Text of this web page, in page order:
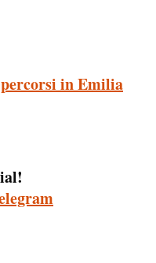
in Emilia